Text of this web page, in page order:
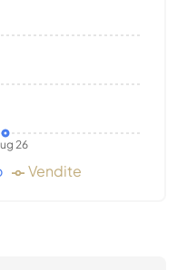
26
Vendite